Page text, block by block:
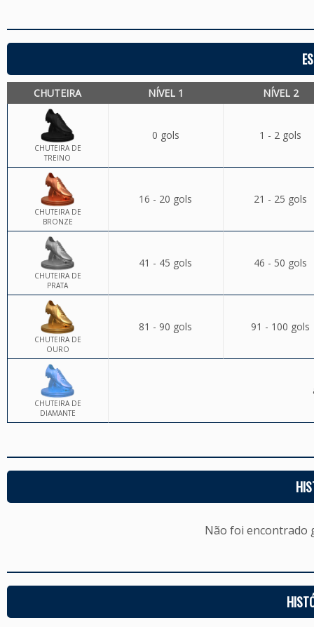
CHUTEIRA NÍVEL 1 NÍVEL 2
CHUTEIRA DE
TREINO
0 gols 1 - 2 gols
CHUTEIRA DE
BRONZE
16 - 20 gols 21 - 25 gols
CHUTEIRA DE
PRATA
41 - 45 gols 46 - 50 gols
CHUTEIRA DE
OURO
81 - 90 gols 91 - 100 gols
CHUTEIRA DE
DIAMANTE
Não foi encontrado